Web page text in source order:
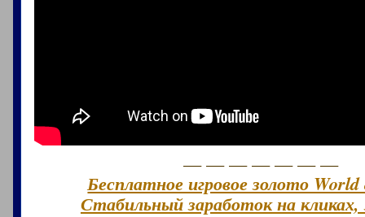
— — — — — — —
Бесплатное игровое золото
Стабильный заработок на кликах,